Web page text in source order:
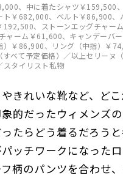
、中に着たシャツ￥159,500
ト￥682,000、ベルト￥86,900
192,500、ストーンエッグチャー
ャーム￥61,600、キャンデーバ
）￥86,900、リング（中指）￥
べて予定価格）／以上セリーヌ
タイリスト私物
やきれいな靴など、ど
的だったウィメンズ
たらどう着るだろう
ッチワークになった
柄のパンツを合わせ